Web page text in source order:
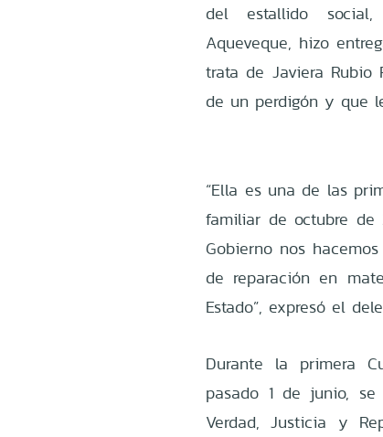
del estallido social,
Aqueveque, hizo
trata de Javiera Rubio
de un perdigón y que
“Ella es una de las
familiar de octubre de
Gobierno nos
de reparación en
Estado”, expresó el
Durante la primera
pasado 1 de junio,
Verdad, Justicia y